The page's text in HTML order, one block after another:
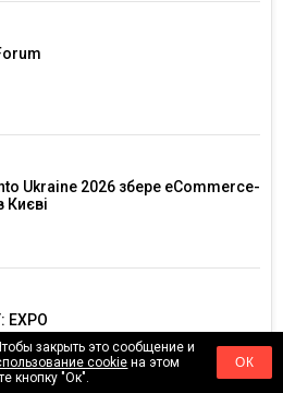
Ukraine 2026 збере eCommerce-
Києві
EXPO
закрыть это сообщение и
cookie на этом
кнопку "Ок".
ОК